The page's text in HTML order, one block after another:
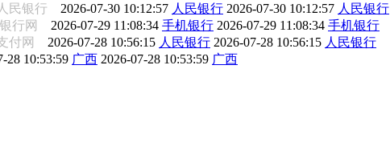
民银行 2026-07-30 10:12:57 人民银行 2026-07-30 10:12:57 人民银行
行网 2026-07-29 11:08:34 手机银行 2026-07-29 11:08:34 手机银行
付网 2026-07-28 10:56:15 人民银行 2026-07-28 10:56:15 人民银行
28 10:53:59 广西 2026-07-28 10:53:59 广西